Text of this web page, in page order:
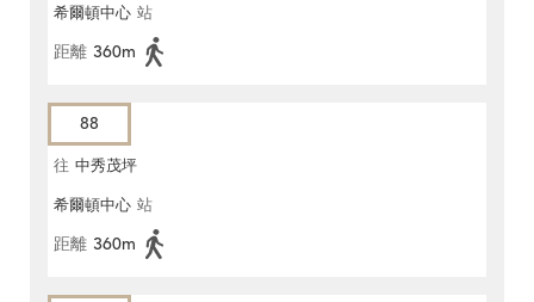
希爾頓中心 站
距離 360m
88
往 中秀茂坪
希爾頓中心 站
距離 360m